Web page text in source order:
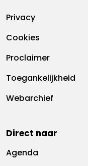
Footermenu
Privacy
Cookies
Proclaimer
Toegankelijkheid
Webarchief
Direct naar
Agenda